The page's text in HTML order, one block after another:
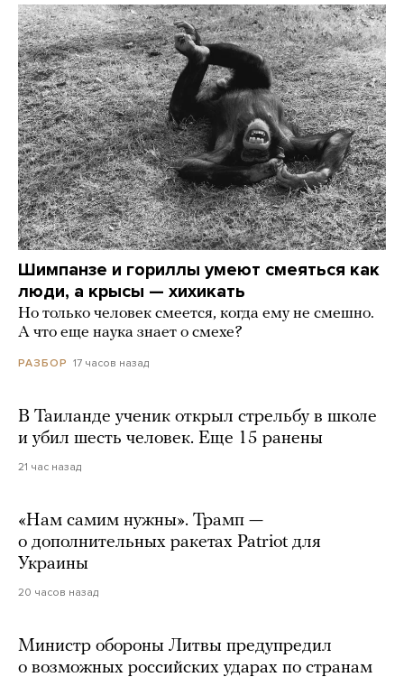
Шимпанзе и гориллы умеют смеяться как
люди, а крысы — хихикать
Но только человек смеется, когда ему не смешно.
А что еще наука знает о смехе?
РАЗБОР 17 часов назад
В Таиланде ученик открыл стрельбу в школе
и убил шесть человек. Еще 15 ранены
21 час назад
«Нам самим нужны». Трамп —
о дополнительных ракетах Patriot для
Украины
20 часов назад
Министр обороны Литвы предупредил
о возможных российских ударах по странам